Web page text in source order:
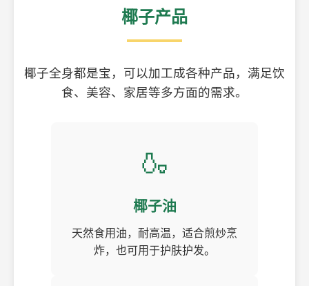
椰子产品
椰子全身都是宝，可以加工成各种产品，满足饮
食、美容、家居等多方面的需求。
🍶
椰子油
天然食用油，耐高温，适合煎炒烹
炸，也可用于护肤护发。